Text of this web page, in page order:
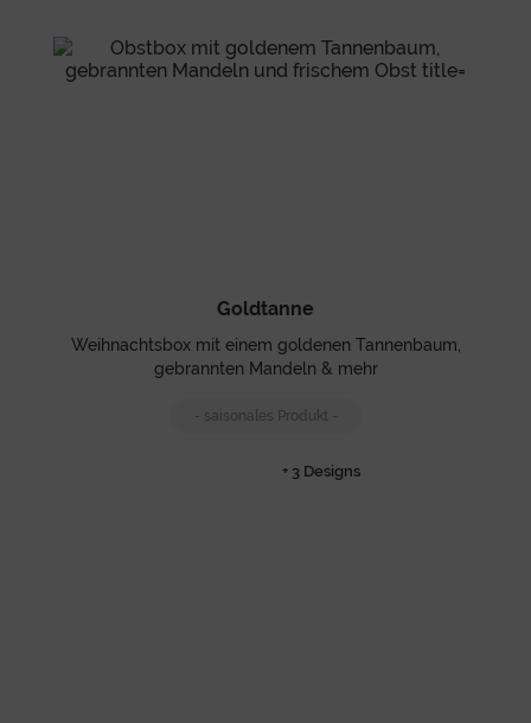
Goldtanne
Weihnachtsbox mit einem goldenen Tannenbaum,
gebrannten Mandeln & mehr
- saisonales Produkt -
+ 3 Designs